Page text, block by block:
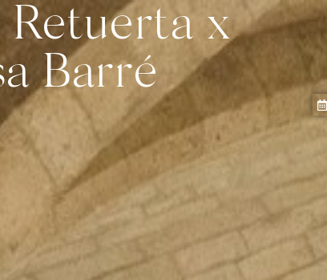
Contactar Español
Log in
SANTUARIO WELLNESS & SPA EXPERIENCIAS ÚNICAS
Retuerta x
Barré